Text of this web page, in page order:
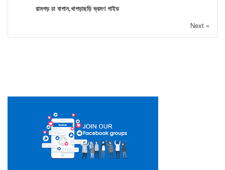
রামগড় চা বাগান,খাগড়াছড়ি ভ্রমণ গাইড
Next »